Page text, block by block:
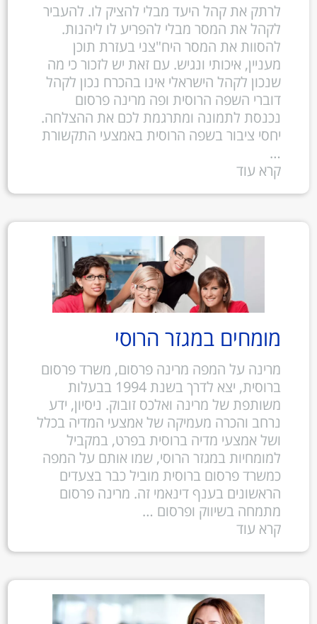
לרתק את קהל היעד מבלי להציק לו. להעביר
לקהל את המסר מבלי להפריע לו ליהנות.
להסוות את המסר היח"צני בעזרת תוכן
מעניין, איכותי ונגיש. עם זאת יש לזכור כי מה
שנכון לקהל הישראלי אינו בהכרח נכון לקהל
דוברי השפה הרוסית ופה מרינה פרסום
נכנסת לתמונה ומתרגמת לכם את ההצלחה.
יחסי ציבור בשפה הרוסית באמצעי התקשורת
…
קרא עוד
מומחים במגזר הרוסי
מרינה על המפה מרינה פרסום, משרד פרסום
ברוסית, יצא לדרך בשנת 1994 בבעלות
משותפת של מרינה ואלכס זובוק. ניסיון, ידע
נרחב והכרה מעמיקה של אמצעי המדיה בכלל
ושל אמצעי מדיה ברוסית בפרט, במקביל
למומחיות במגזר הרוסי, שמו אותם על המפה
כמשרד פרסום ברוסית מוביל כבר בצעדים
הראשונים בענף דינאמי זה. מרינה פרסום
מתמחה בשיווק ופרסום …
קרא עוד